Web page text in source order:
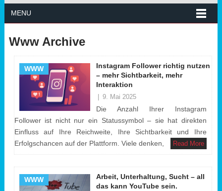
MENU
Www Archive
WWW
Instagram Follower richtig nutzen
– mehr Sichtbarkeit, mehr
Interaktion
9. Mai 2025
Die Anzahl Ihrer Instagram
Follower ist nicht nur ein Statussymbol – sie hat direkten
Einfluss auf Ihre Reichweite, Ihre Sichtbarkeit und Ihre
Erfolgschancen auf der Plattform. Viele denken,
Read More
WWW
Arbeit, Unterhaltung, Sucht – all
das kann YouTube sein.